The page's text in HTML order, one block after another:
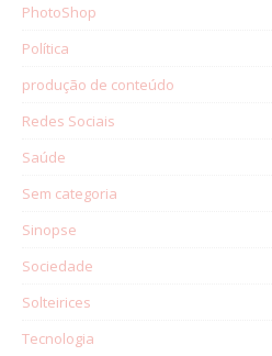
PhotoShop
Política
produção de conteúdo
Redes Sociais
Saúde
Sem categoria
Sinopse
Sociedade
Solteirices
Tecnologia